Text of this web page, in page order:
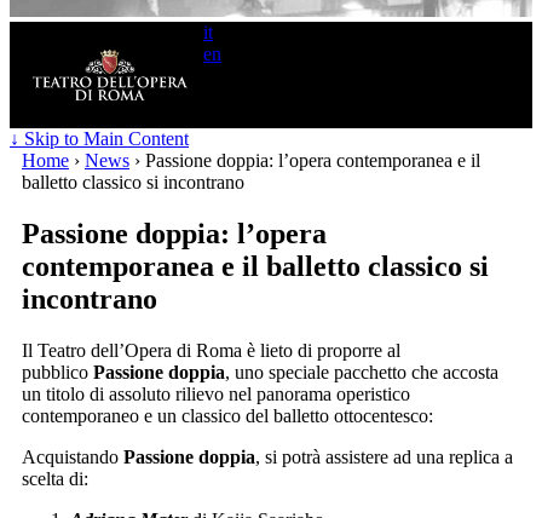
it
en
Search
↓ Skip to Main Content
Home › News › Passione doppia: l’opera contemporanea e il
balletto classico si incontrano
Passione doppia: l’opera
contemporanea e il balletto classico si
incontrano
Il Teatro dell’Opera di Roma è lieto di proporre al
pubblico Passione doppia, uno speciale pacchetto che accosta
un titolo di assoluto rilievo nel panorama operistico
contemporaneo e un classico del balletto ottocentesco:
Acquistando Passione doppia, si potrà assistere ad una replica a
scelta di: